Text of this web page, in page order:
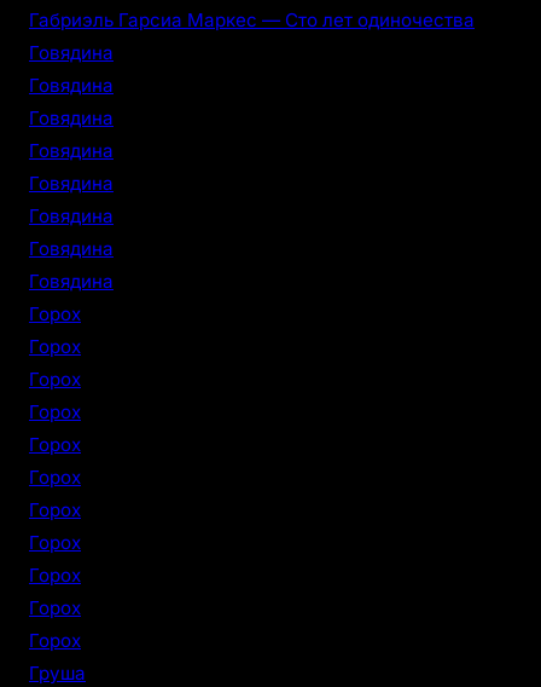
Габриэль Гарсиа Маркес — Сто лет одиночества
Говядина
Говядина
Говядина
Говядина
Говядина
Говядина
Говядина
Говядина
Горох
Горох
Горох
Горох
Горох
Горох
Горох
Горох
Горох
Горох
Горох
Груша